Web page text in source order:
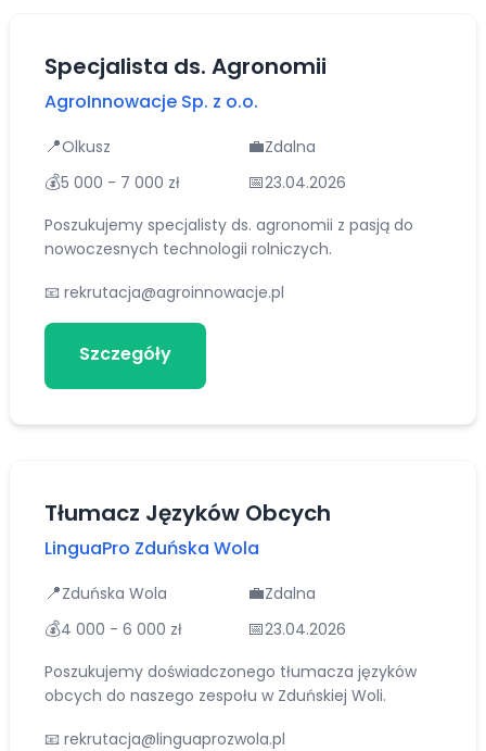
Specjalista ds. Agronomii
AgroInnowacje Sp. z o.o.
📍Olkusz 💼Zdalna
💰5 000 - 7 000 zł 📅23.04.2026
Poszukujemy specjalisty ds. agronomii z pasją do
nowoczesnych technologii rolniczych.
📧 rekrutacja@agroinnowacje.pl
Szczegóły
Tłumacz Języków Obcych
LinguaPro Zduńska Wola
📍Zduńska Wola 💼Zdalna
💰4 000 - 6 000 zł 📅23.04.2026
Poszukujemy doświadczonego tłumacza języków
obcych do naszego zespołu w Zduńskiej Woli.
📧 rekrutacja@linguaprozwola.pl